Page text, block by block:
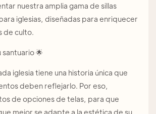
nuestra amplia gama de sillas
iglesias, diseñadas para enriquecer
de culto.
santuario 🌟
iglesia tiene una historia única que
deben reflejarlo. Por eso,
de opciones de telas, para que
mejor se adapte a la estética de su